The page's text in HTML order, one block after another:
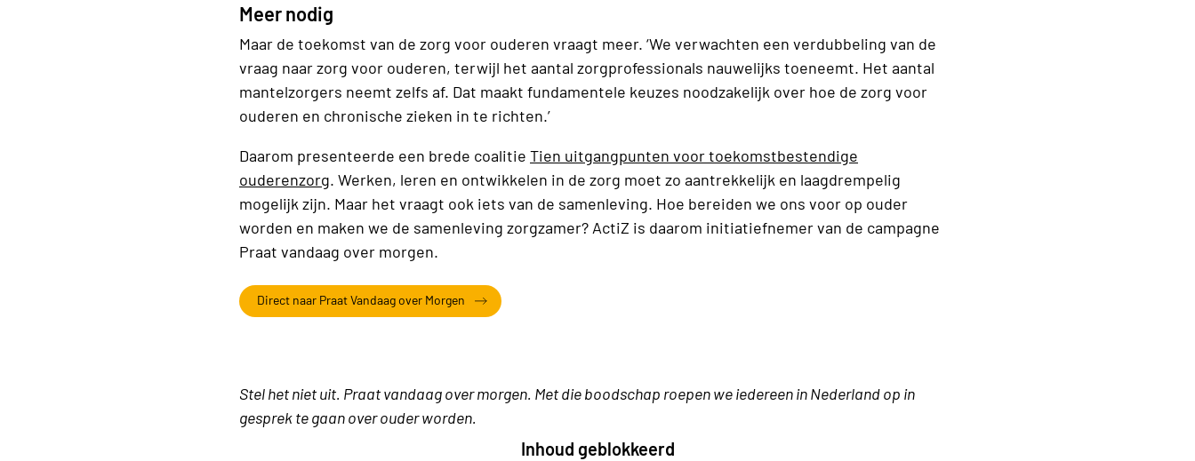
Meer nodig
Maar de toekomst van de zorg voor ouderen vraagt meer. ‘We verwachten een verdubbeling van de
vraag naar zorg voor ouderen, terwijl het aantal zorgprofessionals nauwelijks toeneemt. Het aantal
mantelzorgers neemt zelfs af. Dat maakt fundamentele keuzes noodzakelijk over hoe de zorg voor
ouderen en chronische zieken in te richten.’
Daarom presenteerde een brede coalitie Tien uitgangpunten voor toekomstbestendige
ouderenzorg. Werken, leren en ontwikkelen in de zorg moet zo aantrekkelijk en laagdrempelig
mogelijk zijn. Maar het vraagt ook iets van de samenleving. Hoe bereiden we ons voor op ouder
worden en maken we de samenleving zorgzamer? ActiZ is daarom initiatiefnemer van de campagne
Praat vandaag over morgen.
Direct naar Praat Vandaag over Morgen
Stel het niet uit. Praat vandaag over morgen. Met die boodschap roepen we iedereen in Nederland op in
gesprek te gaan over ouder worden.
Inhoud geblokkeerd